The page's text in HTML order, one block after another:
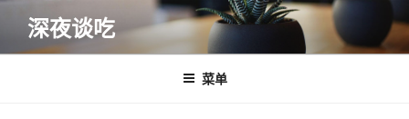
内
深夜谈吃
菜单